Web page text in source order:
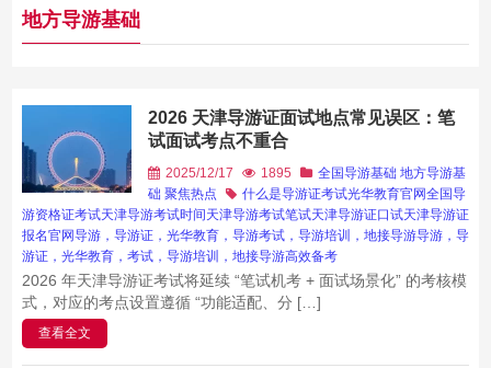
地方导游基础
2026 天津导游证面试地点常见误区：笔
试面试考点不重合
2025/12/17 1895 全国导游基础 地方导游基
础 聚焦热点 什么是导游证考试光华教育官网全国导
游资格证考试天津导游考试时间 天津导游考试笔试天津导游证口试天津导游证
报名官网导游，导游证，光华教育，导游考试，导游培训，地接导游导游，导
游证，光华教育，考试，导游培训，地接导游高效备考
2026 年天津导游证考试将延续 “笔试机考 + 面试场景化” 的考核模
式，对应的考点设置遵循 “功能适配、分 […]
查看全文